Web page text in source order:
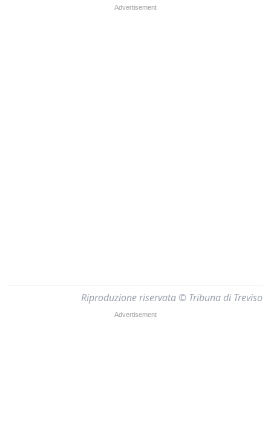
Riproduzione riservata © Tribuna di Treviso